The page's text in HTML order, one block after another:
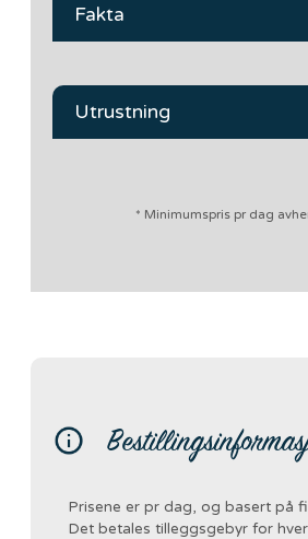
Fakta
Utrustning
* Minimumspris pr dag
Prisene er pr dag, og basert på
Det betales tilleggsgebyr for